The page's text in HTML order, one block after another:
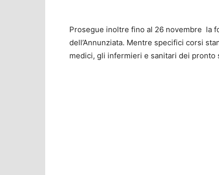
Prosegue inoltre fino al 26 novembre la
dell’Annunziata. Mentre specifici corsi
medici, gli infermieri e sanitari dei pronto